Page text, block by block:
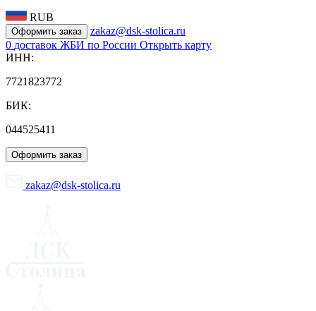
RUB
Оформить заказ
zakaz@dsk-stolica.ru
0 доставок ЖБИ по России Открыть карту
ИНН:
7721823772
БИК:
044525411
Оформить заказ
zakaz@dsk-stolica.ru